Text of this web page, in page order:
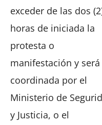
exceder de las dos
horas de iniciada la
protesta o
manifestación y será
coordinada por el
Ministerio de
y Justicia, o el